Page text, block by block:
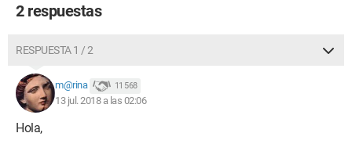
2 respuestas
RESPUESTA 1 / 2
m@rina 11 568
13 jul. 2018 a las 02:06
Hola,